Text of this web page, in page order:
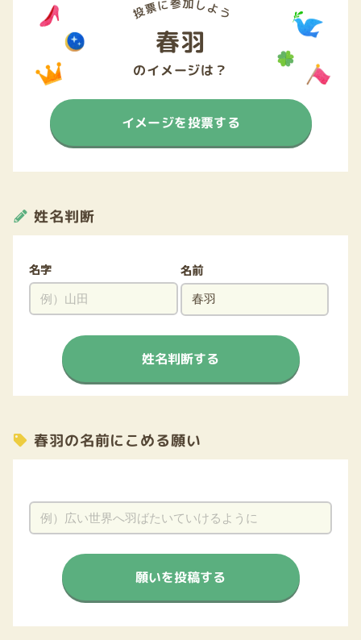
春羽
のイメージは？
イメージを投票する
姓名判断
名字 名前
姓名判断する
春羽の名前にこめる願い
願いを投稿する